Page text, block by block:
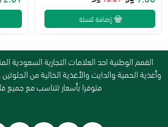
إضافة للسلة
القمم الوطنية احد العلامات التجارية
وأغذية الحمية والدايت والأغذية الخالية من
متوفرا بأسعار تتناسب مع جميع